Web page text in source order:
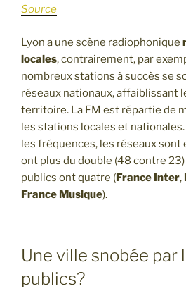
Source
Lyon a une scène radiophonique
locales, contrairement, par
nombreux stations à succès se
réseaux nationaux, affaiblissant
territoire. La FM est répartie de
les stations locales et
les fréquences, les réseaux sont
ont plus du double (48 contre
publics ont quatre (France Inter,
France Musique).
Une ville snobée par
publics?